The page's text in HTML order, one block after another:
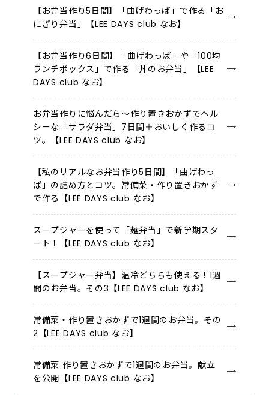
【お弁当作り5日間】「曲げわっぱ」で作る「お
にぎり弁当」【LEE DAYS club なお】
【お弁当作り6日間】「曲げわっぱ」や「100均
ランチボックス」で作る「丼のお弁当」【LEE
DAYS club なお】
お弁当作りに悩んだら～作り置きおかずでヘル
シーな「サラダ弁当」7日間＋おいしく作るコ
ツ。【LEE DAYS club なお】
【私のリアルなお弁当作り5日間】「曲げわっ
ぱ」の詰め方とコツ。常備菜・作り置きおかず
で作る【LEE DAYS club なお】
スープジャーを使って「麺弁当」で新学期スタ
ート！【LEE DAYS club なお】
【スープジャー弁当】温冷どちらも使える！1週
間のお弁当。その3【LEE DAYS club なお】
常備菜・作り置きおかずで1週間のお弁当。その
2【LEE DAYS club なお】
常備菜 作り置きおかずで1週間のお弁当。献立
を公開【LEE DAYS club なお】